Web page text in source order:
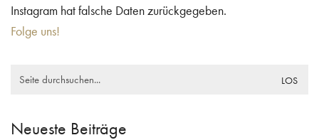
Instagram hat falsche Daten zurückgegeben.
Folge uns!
Search
Neueste Beiträge